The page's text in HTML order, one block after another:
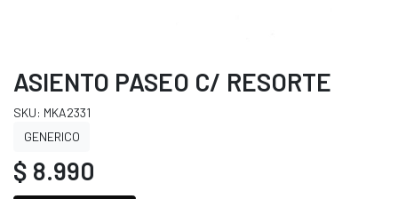
ASIENTO PASEO C/ RESORTE
SKU: MKA2331
GENERICO
$ 8.990